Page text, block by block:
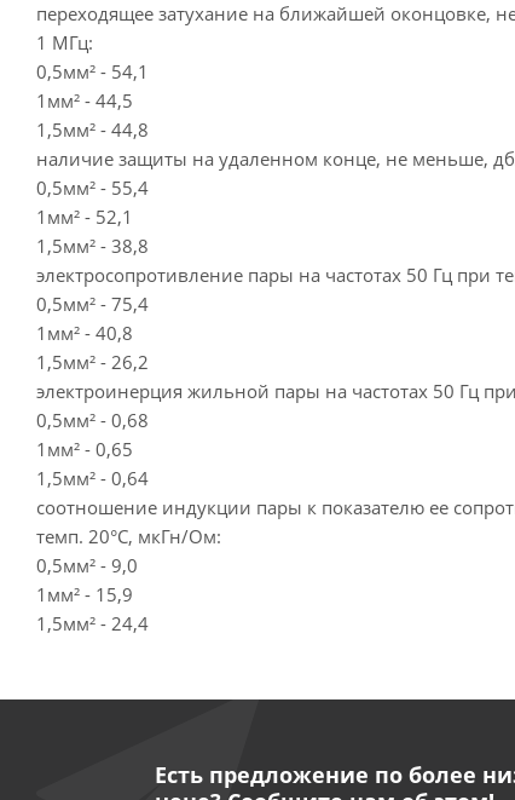
переходящее затухание на ближайшей оконцовке,
1 МГц:
0,5мм² - 54,1
1мм² - 44,5
1,5мм² - 44,8
наличие защиты на удаленном конце, не меньше,
0,5мм² - 55,4
1мм² - 52,1
1,5мм² - 38,8
электросопротивление пары на частотах 50 Гц при
0,5мм² - 75,4
1мм² - 40,8
1,5мм² - 26,2
электроинерция жильной пары на частотах 50 Гц
0,5мм² - 0,68
1мм² - 0,65
1,5мм² - 0,64
соотношение индукции пары к показателю ее
темп. 20°С, мкГн/Ом:
0,5мм² - 9,0
1мм² - 15,9
1,5мм² - 24,4
Есть предложение по более